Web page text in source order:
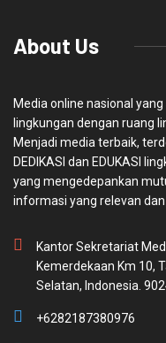
About Us
Media online nasional
lingkungan dengan ruang
Menjadi media terbaik,
DEDIKASI dan EDUKASI
yang mengedepankan
informasi yang relevan dan
Kantor Sekretariat
Kemerdekaan Km 10,
Selatan, Indonesia.
+6282187380976